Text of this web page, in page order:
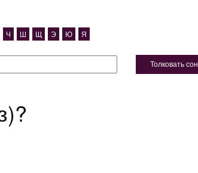
Ч Ш Щ Э Ю Я
Толковать сон